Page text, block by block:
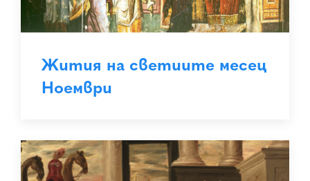
Жития на светиите месец
Ноември